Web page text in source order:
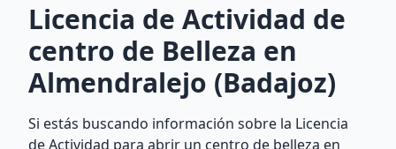
Licencia de Actividad de
centro de Belleza en
Almendralejo (Badajoz)
Si estás buscando información sobre la Licencia
de Actividad para abrir un centro de belleza en